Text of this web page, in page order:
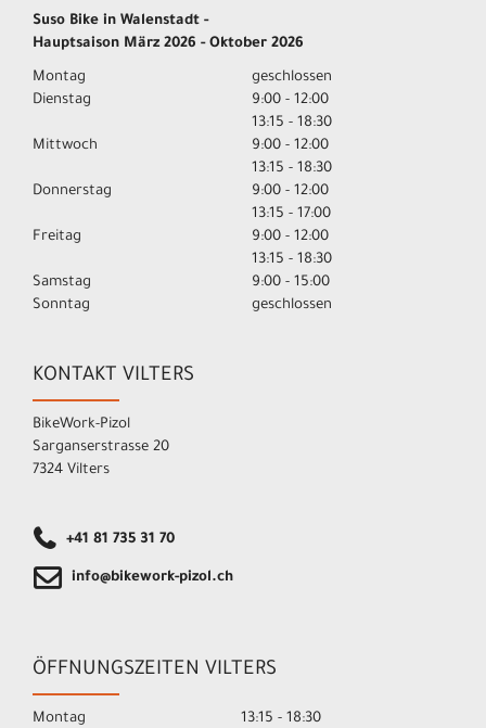
Suso Bike in Walenstadt -
Hauptsaison März 2026 - Oktober 2026
Montag
geschlossen
Dienstag
9:00 - 12:00
13:15 - 18:30
Mittwoch
9:00 - 12:00
13:15 - 18:30
Donnerstag
9:00 - 12:00
13:15 - 17:00
Freitag
9:00 - 12:00
13:15 - 18:30
Samstag
9:00 - 15:00
Sonntag
geschlossen
KONTAKT VILTERS
BikeWork-Pizol
Sarganserstrasse 20
7324 Vilters
+41 81 735 31 70
info@bikework-pizol.ch
ÖFFNUNGSZEITEN VILTERS
Montag
13:15 - 18:30